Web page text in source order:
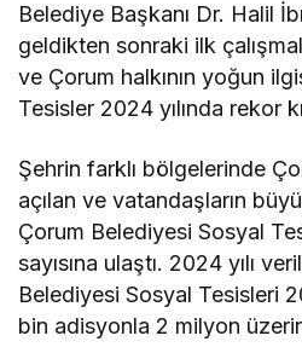
Belediye Başkanı Dr. Halil
geldikten sonraki ilk
ve Çorum halkının yoğun
Tesisler 2024 yılında rekor
Şehrin farklı bölgelerinde
açılan ve vatandaşların
Çorum Belediyesi Sosyal
sayısına ulaştı. 2024 yılı
Belediyesi Sosyal Tesisleri
bin adisyonla 2 milyon